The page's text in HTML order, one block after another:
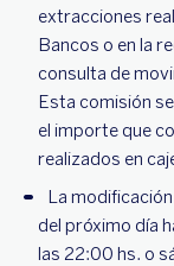
extracciones
Bancos o en la
consulta de
Esta comisión
el importe que
realizados en
La
del próximo día
las 22:00 hs. o